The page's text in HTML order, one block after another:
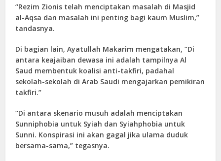
“Rezim Zionis telah menciptakan masalah di Masjid
al-Aqsa dan masalah ini penting bagi kaum Muslim,”
tandasnya.
Di bagian lain, Ayatullah Makarim mengatakan, “Di
antara keajaiban dewasa ini adalah tampilnya Al
Saud membentuk koalisi anti-takfiri, padahal
sekolah-sekolah di Arab Saudi mengajarkan pemikiran
takfiri.”
“Di antara skenario musuh adalah menciptakan
Sunniphobia untuk Syiah dan Syiahphobia untuk
Sunni. Konspirasi ini akan gagal jika ulama duduk
bersama-sama,” tegasnya.